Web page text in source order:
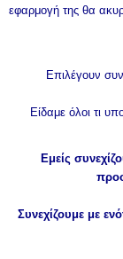
εφαρμογή της θα
Επιλέγουν
Είδαμε όλοι τι
Εμείς
Συνεχίζουμε με